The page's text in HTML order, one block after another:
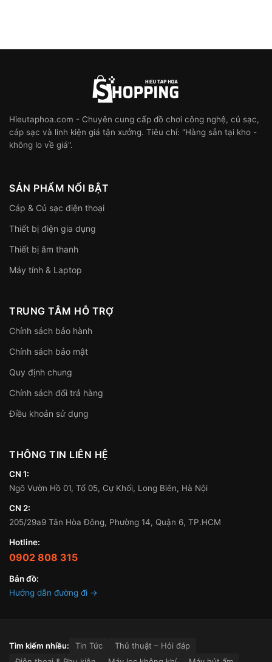
Hieutaphoa.com - Chuyên cung cấp đồ chơi công nghệ, củ sạc,
cáp sạc và linh kiện giá tận xưởng. Tiêu chí: "Hàng sẵn tại kho -
không lo về giá".
SẢN PHẨM NỔI BẬT
Cáp & Củ sạc điện thoại
Thiết bị điện gia dụng
Thiết bị âm thanh
Máy tính & Laptop
TRUNG TÂM HỖ TRỢ
Chính sách bảo hành
Chính sách bảo mật
Quy định chung
Chính sách đổi trả hàng
Điều khoản sử dụng
THÔNG TIN LIÊN HỆ
CN 1:
Ngõ Vườn Hồ 01, Tổ 05, Cự Khối, Long Biên, Hà Nội
CN 2:
205/29a9 Tân Hòa Đông, Phường 14, Quận 6, TP.HCM
Hotline:
0902 808 315
Bản đồ:
Hướng dẫn đường đi →
Tìm kiếm nhiều: Tin Tức
Thủ thuật – Hỏi đáp